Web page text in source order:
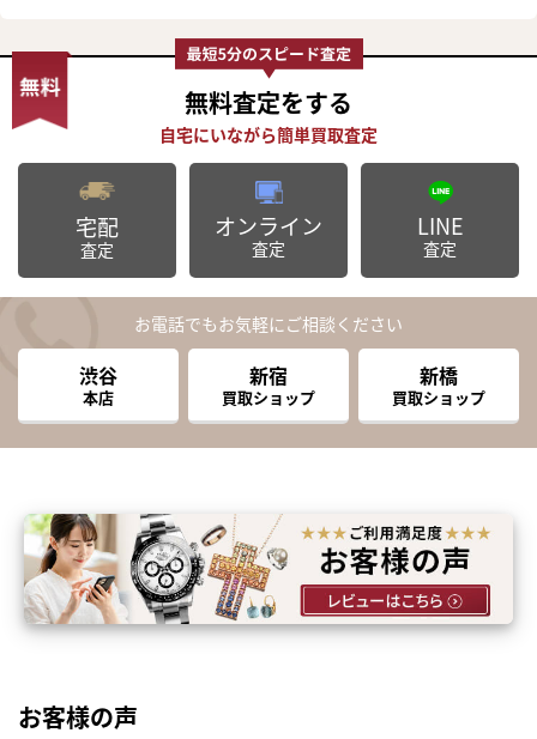
無料査定をする
宅配
査定
オンライン
査定
LINE
査定
お電話でもお気軽にご相談ください
渋谷
本店
新宿
買取ショップ
新橋
買取ショップ
お客様の声